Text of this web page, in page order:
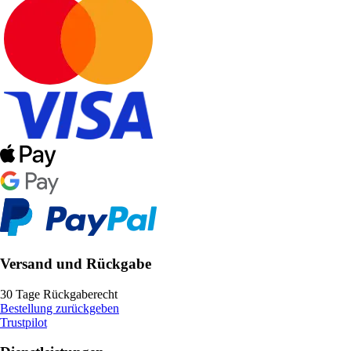
Versand und Rückgabe
30 Tage Rückgaberecht
Bestellung zurückgeben
Trustpilot